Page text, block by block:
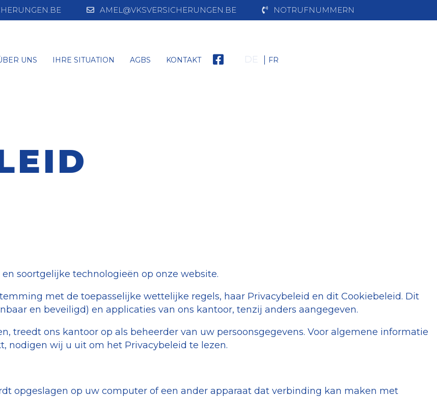
AMEL@VKSVERSICHERUNGEN.BE NOTRUFNUMMERN
UNS IHRE SITUATION AGBS KONTAKT DE FR
soortgelijke technologieën op onze website.
met de toepasselijke wettelijke regels, haar Privacybeleid en dit Cookiebeleid. Dit
en beveiligd) en applicaties van ons kantoor, tenzij anders aangegeven.
treedt ons kantoor op als beheerder van uw persoonsgegevens. Voor algemene informatie
nodigen wij u uit om het Privacybeleid te lezen.
opgeslagen op uw computer of een ander apparaat dat verbinding kan maken met